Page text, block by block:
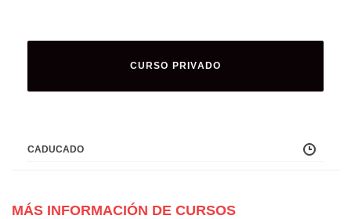
CURSO PRIVADO
CADUCADO
MÁS INFORMACIÓN DE CURSOS